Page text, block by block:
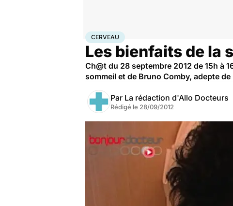
AccueilBien-être
CERVEAU
Les bienfaits de la
Ch@t du 28 septembre 2012 de 15h à
sommeil et de Bruno Comby, adepte
Par La rédaction d'Allo Docteurs
Rédigé le 28/09/2012